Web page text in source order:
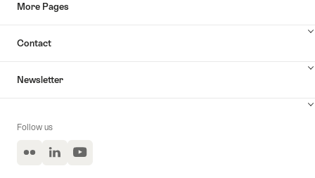
More Pages
Contact
Newsletter
Follow us
Flickr LinkedInYouTube